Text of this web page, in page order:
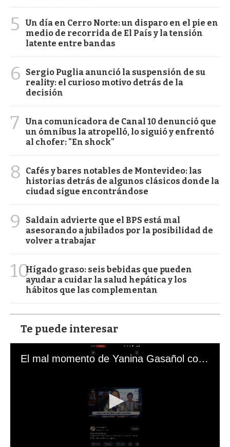
5
Un día en Cerro Norte: un disparo en el pie en
medio de recorrida de El País y la tensión
latente entre bandas
6
Sergio Puglia anunció la suspensión de su
reality: el curioso motivo detrás de la
decisión
7
Una comunicadora de Canal 10 denunció que
un ómnibus la atropelló, lo siguió y enfrentó
al chofer: "En shock"
8
Cafés y bares notables de Montevideo: las
historias detrás de algunos clásicos donde la
ciudad sigue encontrándose
9
Saldain advierte que el BPS está mal
asesorando a jubilados por la posibilidad de
volver a trabajar
10Hígado graso: seis bebidas que pueden
ayudar a cuidar la salud hepática y los
hábitos que las complementan
Te puede interesar
El mal momento de Yanina Gasañol con un hincha argentino en "Subrayado"